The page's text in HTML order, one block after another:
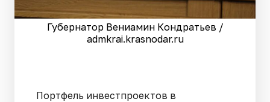
Губернатор Вениамин Кондратьев /
admkrai.krasnodar.ru
Портфель инвестпроектов в